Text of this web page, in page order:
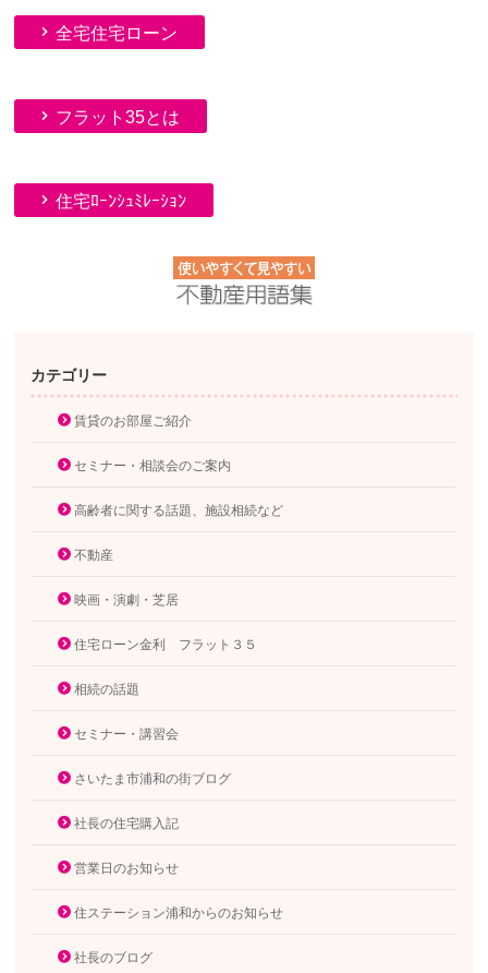
全宅住宅ローン
フラット35とは
住宅ﾛｰﾝｼｭﾐﾚｰｼｮﾝ
カテゴリー
賃貸のお部屋ご紹介
セミナー・相談会のご案内
高齢者に関する話題、施設相続など
不動産
映画・演劇・芝居
住宅ローン金利 フラット３５
相続の話題
セミナー・講習会
さいたま市浦和の街ブログ
社長の住宅購入記
営業日のお知らせ
住ステーション浦和からのお知らせ
社長のブログ